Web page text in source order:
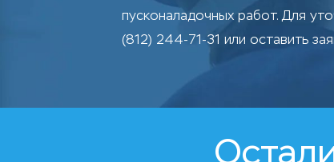
пусконаладочных работ. Для
(812) 244-71-31 или оставить